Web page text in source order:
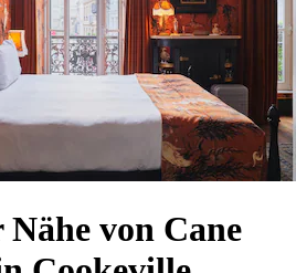
von Cane